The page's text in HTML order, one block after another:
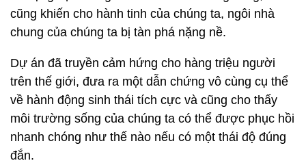
cũng khiến cho hành tinh của chúng ta, ngôi nhà
chung của chúng ta bị tàn phá nặng nề.
Dự án đã truyền cảm hứng cho hàng triệu người
trên thế giới, đưa ra một dẫn chứng vô cùng cụ thể
về hành động sinh thái tích cực và cũng cho thấy
môi trường sống của chúng ta có thể được phục hồi
nhanh chóng như thế nào nếu có một thái độ đúng
đắn.